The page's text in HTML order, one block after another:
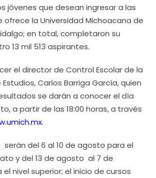
jóvenes que desean ingresar a las
ofrece la Universidad Michoacana de
en total, completaron su
13 mil 513 aspirantes.
el director de Control Escolar de la
Carlos Barriga García, quien
se darán a conocer el día
a partir de las 18:00 horas, a través
.
serán del 6 al 10 de agosto para el
y del 13 de agosto al 7 de
nivel superior; el inicio de cursos